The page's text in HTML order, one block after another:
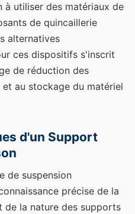
à utiliser des matériaux de
de quincaillerie
alternatives
ces dispositifs s'inscrit
de réduction des
au stockage du matériel
d'un Support
de suspension
précise de la
de la nature des supports